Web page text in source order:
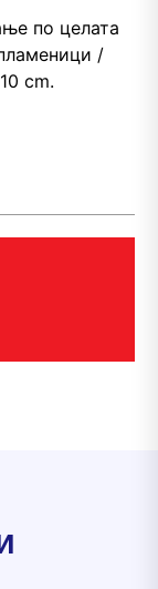
по целата
/
cm.